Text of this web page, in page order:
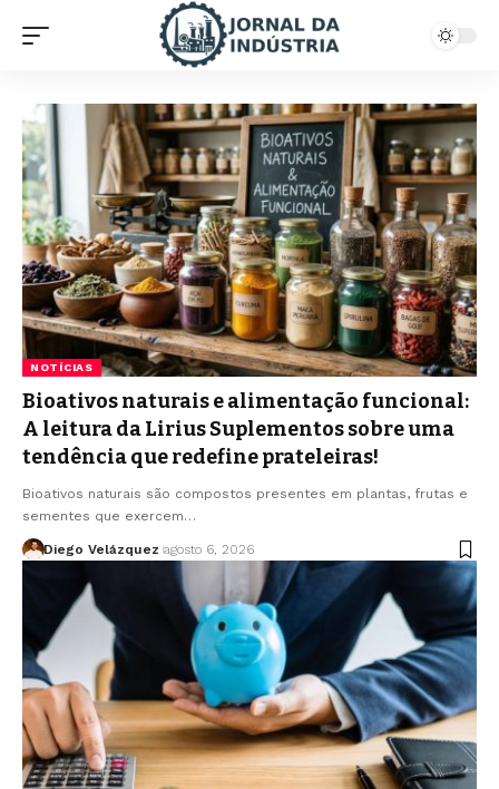
NOTÍCIAS
Bioativos naturais e alimentação funcional:
A leitura da Lirius Suplementos sobre uma
tendência que redefine prateleiras!
Bioativos naturais são compostos presentes em plantas, frutas e
sementes que exercem…
Diego Velázquez agosto 6, 2026